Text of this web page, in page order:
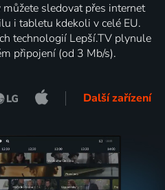
sledovat přes internet
i tabletu kdekoli v celé EU.
technologií Lepší.TV plynule
připojení (od 3 Mb/s).
Další zařízení